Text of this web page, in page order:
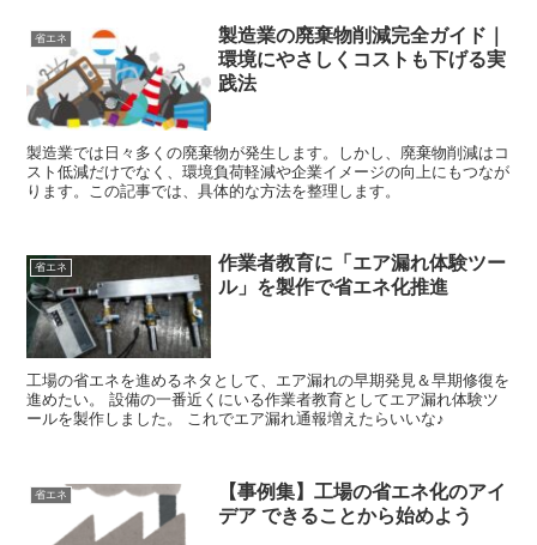
省エネ
製造業の廃棄物削減完全ガイド｜
環境にやさしくコストも下げる実
践法
製造業では日々多くの廃棄物が発生します。しかし、廃棄物削減はコ
スト低減だけでなく、環境負荷軽減や企業イメージの向上にもつなが
ります。この記事では、具体的な方法を整理します。
省エネ
作業者教育に「エア漏れ体験ツー
ル」を製作で省エネ化推進
工場の省エネを進めるネタとして、エア漏れの早期発見＆早期修復を
進めたい。 設備の一番近くにいる作業者教育としてエア漏れ体験ツ
ールを製作しました。 これでエア漏れ通報増えたらいいな♪
省エネ
【事例集】工場の省エネ化のアイ
デア できることから始めよう